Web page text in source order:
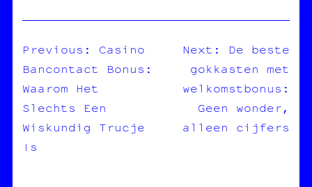
NAVIGATION
DE
L’ARTICLE
Previous:
Casino
Bancontact Bonus:
Waarom Het
Slechts Een
Wiskundig Trucje
Is
Next:
De beste
gokkasten met
welkomstbonus:
Geen wonder,
alleen cijfers